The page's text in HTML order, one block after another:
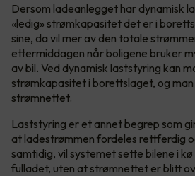
Dersom ladeanlegget har dynamisk
«ledig» strømkapasitet det er i
sine, da vil mer av den totale
ettermiddagen når boligene bruker
av bil. Ved dynamisk laststyring kan
strømkapasitet i borettslaget, og
strømnettet.
Laststyring er et annet begrep som
at ladestrømmen fordeles rettferdig
samtidig, vil systemet sette bilene i
fulladet, uten at strømnettet er blitt